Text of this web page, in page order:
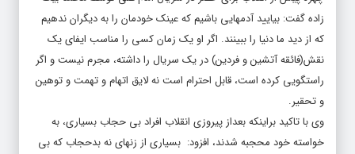
زاده گفت: بیایید آدمهایی باشیم که عینک خودمان را به دیگران ندهیم
که از دید ما دنیا را ببینند. اگر او یک زمان کسی را مناسب ایفای یک
نقش(فائقه آتشین و فردین) در یک سریال را داشته، مجرم نیست و اگر
راستگویی کرده است، قابل احترام است نه لایق اتهام و تهمت و توهین
و تحقیر.
وی با تاکید براینکه بعداز پیروزی انقلاب افراد بی حجاب بسیاری، به
خواسته خود محجبه شدند، افزود: بسیاری از زنهای نه بدحجاب که بی